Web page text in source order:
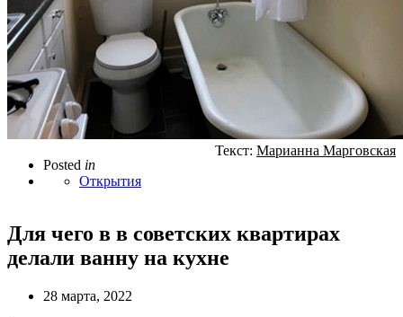
Posted in
Открытия
Текст: Марианна Марговская
Для чего в в советских квартирах
делали ванну на кухне
28 марта, 2022